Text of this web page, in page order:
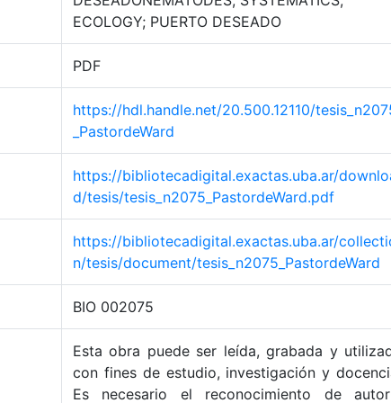
ECOLOGY; PUERTO DESEADO
PDF
https://hdl.handle.net/20.500.12110/
_PastordeWard
https://bibliotecadigital.exactas.uba.ar/
d/tesis/tesis_n2075_PastordeWard.pdf
https://bibliotecadigital.exactas.uba.ar/
n/tesis/document/tesis_n2075_PastordeWard
BIO 002075
Esta obra puede ser leída, grabada y
con fines de estudio, investigación y
Es necesario el reconocimiento de